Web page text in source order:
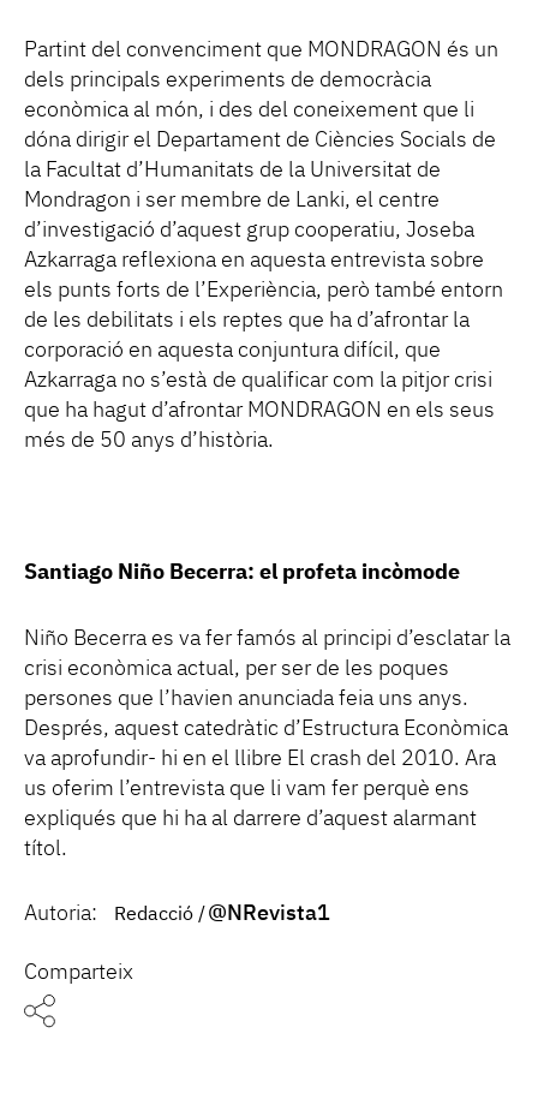
Partint del convenciment que MONDRAGON és un
dels principals experiments de democràcia
econòmica al món, i des del coneixement que li
dóna dirigir el Departament de Ciències Socials de
la Facultat d’Humanitats de la Universitat de
Mondragon i ser membre de Lanki, el centre
d’investigació d’aquest grup cooperatiu, Joseba
Azkarraga reflexiona en aquesta entrevista sobre
els punts forts de l’Experiència, però també entorn
de les debilitats i els reptes que ha d’afrontar la
corporació en aquesta conjuntura difícil, que
Azkarraga no s’està de qualificar com la pitjor crisi
que ha hagut d’afrontar MONDRAGON en els seus
més de 50 anys d’història.
Santiago Niño Becerra: el profeta incòmode
Niño Becerra es va fer famós al principi d’esclatar la
crisi econòmica actual, per ser de les poques
persones que l’havien anunciada feia uns anys.
Després, aquest catedràtic d’Estructura Econòmica
va aprofundir- hi en el llibre El crash del 2010. Ara
us oferim l’entrevista que li vam fer perquè ens
expliqués que hi ha al darrere d’aquest alarmant
títol.
Autoria: Redacció @NRevista1
Comparteix